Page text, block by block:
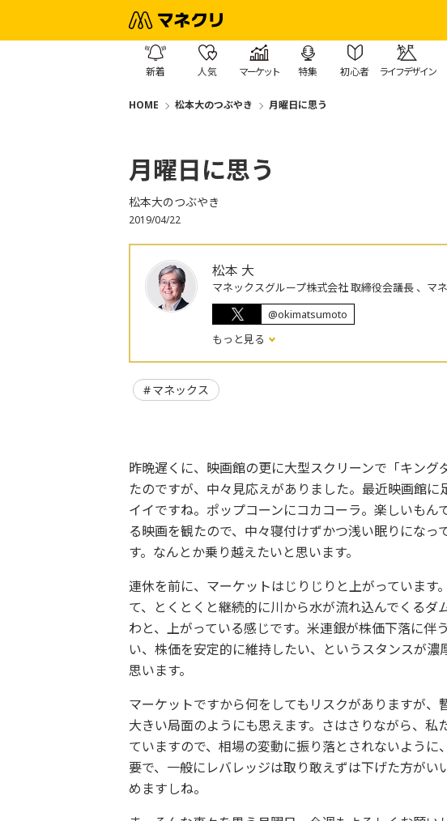
新着 人気 マーケット 特集 初心者 ライフデザイン
HOME 松本大のつぶやき 月曜日に思う
月曜日に思う
松本大のつぶやき
2019/04/22
松本 大
マネックスグループ株式会社 取締役会議長 、マ
@okimatsumoto
もっと見る
マネックス
昨晩遅くに、映画館の更に大型スクリーンで「キン
たのですが、中々見応えがありました。最近映画館
イイですね。ポップコーンにコカコーラ。楽しいもん
る映画を観たので、中々寝付けずかつ浅い眠りにな
す。なんとか乗り越えたいと思います。
連休を前に、マーケットはじりじりと上がっていま
て、とくとくと継続的に川から水が流れ込んでくる
わと、上がっている感じです。米連銀が株価下落に
い、株価を安定的に維持したい、というスタンスが
思います。
マーケットですから何をしてもリスクがありますが
大きい局面のようにも思えます。さはさりながら、
ていますので、相場の変動に振り落とされないよう
要で、一般にレバレッジは取り敢えずは下げた方が
めますしね。